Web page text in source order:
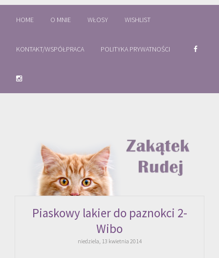
HOME O MNIE WŁOSY WISHLIST
KONTAKT/WSPÓŁPRACA POLITYKA PRYWATNOŚCI
Piaskowy lakier do paznokci 2-
Wibo
niedziela, 13 kwietnia 2014